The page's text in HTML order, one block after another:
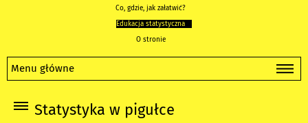
Co, gdzie, jak załatwić?
Edukacja statystyczna
O stronie
Menu główne
Statystyka w pigułce